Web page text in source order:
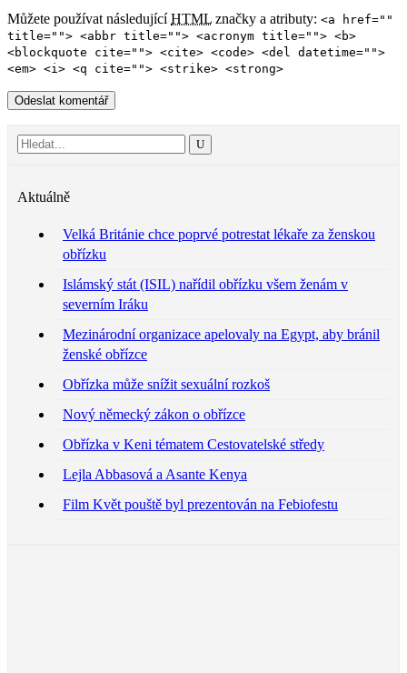
Můžete používat následujícíHTML značky a atributy: <a href=""
title=""> <abbr title=""> <acronym title=""> <b>
<blockquote cite=""> <cite> <code> <del datetime="">
<em> <i> <q cite=""> <strike> <strong>
Aktuálně
Velká Británie chce poprvé potrestat lékaře za ženskou
obřízku
Islámský stát (ISIL) nařídil obřízku všem ženám v
severním Iráku
Mezinárodní organizace apelovaly na Egypt, aby bránil
ženské obřízce
Obřízka může snížit sexuální rozkoš
Nový německý zákon o obřízce
Obřízka v Keni tématem Cestovatelské středy
Lejla Abbasová a Asante Kenya
Film Květ pouště byl prezentován na Febiofestu